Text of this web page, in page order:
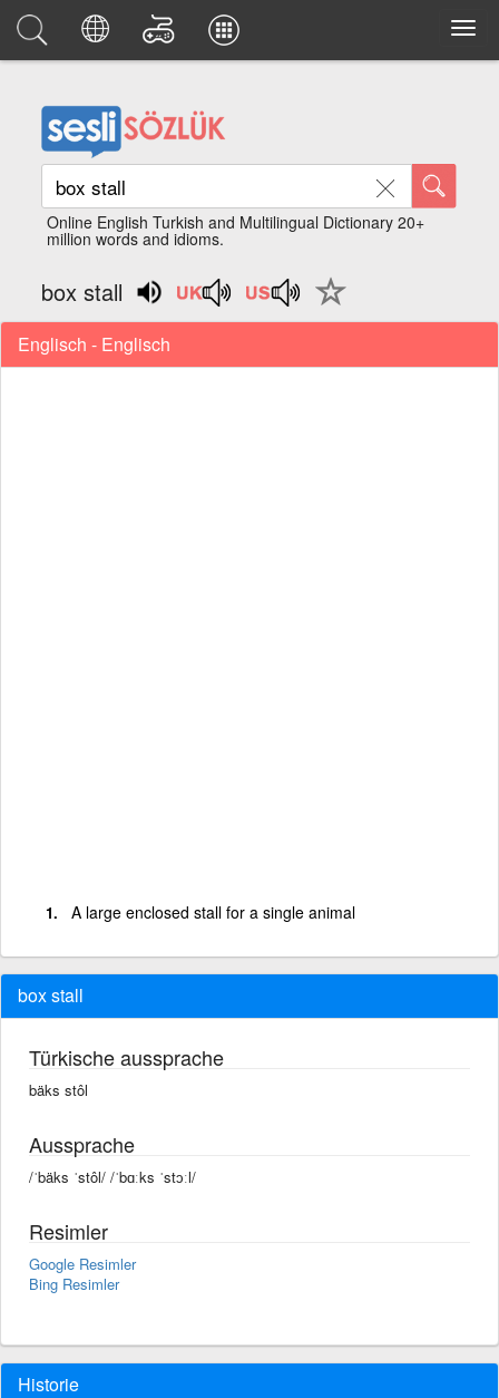
Online English Turkish and Multilingual Dictionary 20+
million words and idioms.
box stall
Englisch - Englisch
A large enclosed stall for a single animal
box stall
Türkische aussprache
bäks stôl
Aussprache
/ˈbäks ˈstôl/ /ˈbɑːks ˈstɔːl/
Resimler
Google Resimler
Bing Resimler
Historie